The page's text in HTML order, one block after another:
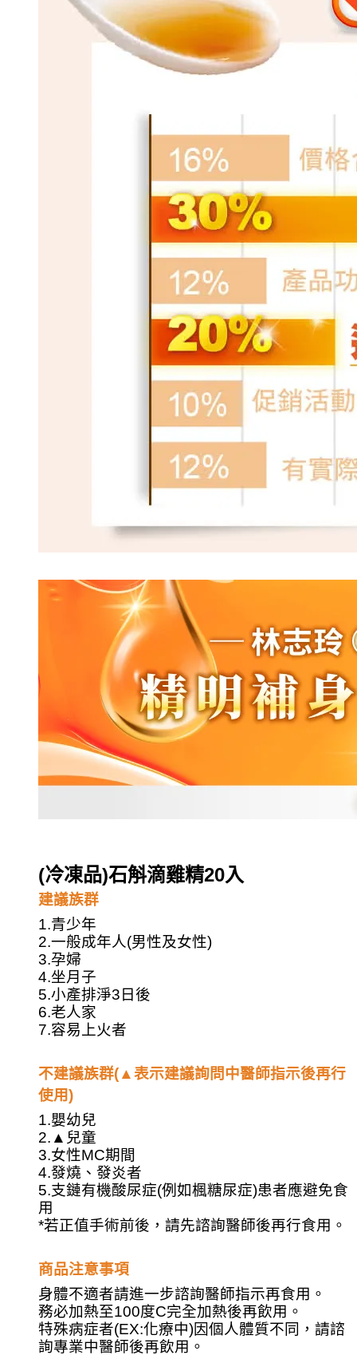
(冷凍品)石斛滴雞精20入
建議族群
1.青少年
2.一般成年人(男性及女性)
3.孕婦
4.坐月子
5.小產排淨3日後
6.老人家
7.容易上火者
不建議族群(▲表示建議詢問中醫師指示後再行
使用)
1.嬰幼兒
2. ▲ 兒童
3.女性MC期間
4.發燒、發炎者
5.支鏈有機酸尿症(例如楓糖尿症)患者應避免食
用
*若正值手術前後，請先諮詢醫師後再行食用。
商品注意事項
身體不適者請進一步諮詢醫師指示再食用。
務必加熱至100度C完全加熱後再飲用。
特殊病症者(EX:化療中)因個人體質不同，請諮
詢專業中醫師後再飲用。